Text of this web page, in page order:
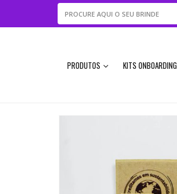
PRODUTOS KITS ONBOARDING